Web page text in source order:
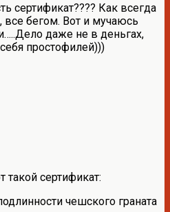
сертификат???? Как всегда
бегом. Вот и мучаюсь
даже не в деньгах,
простофилей)))
такой сертификат: